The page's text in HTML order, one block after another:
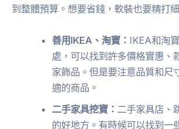
到整體預算。想要省錢，軟裝也要精打細
善用IKEA、淘寶： IKEA和淘
處，可以找到許多價格實惠、
家飾品。但是要注意品質和尺
適的商品。
二手家具挖寶： 二手家具店、
的好地方。有時候可以找到一